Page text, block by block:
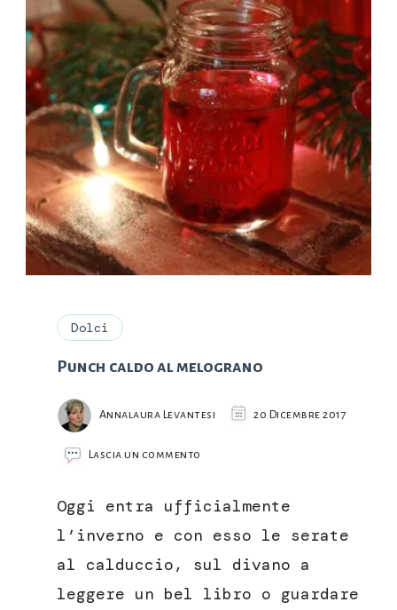
Dolci
Punch caldo al melograno
Annalaura Levantesi 20 Dicembre 2017
Lascia un commento
al
melograno
Oggi entra ufficialmente
l’inverno e con esso le serate
al calduccio, sul divano a
leggere un bel libro o guardare